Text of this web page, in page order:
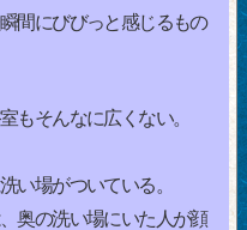
間にびびっと感じるもの
もそんなに広くない。
い場がついている。
奥の洗い場にいた人が顔